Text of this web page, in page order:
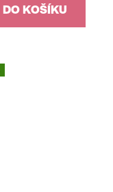
DO KOŠÍKU